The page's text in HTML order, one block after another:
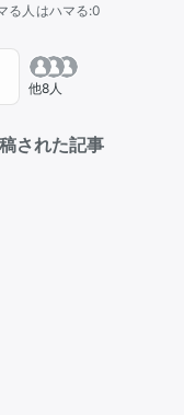
る人はハマる:0
他8人
された記事